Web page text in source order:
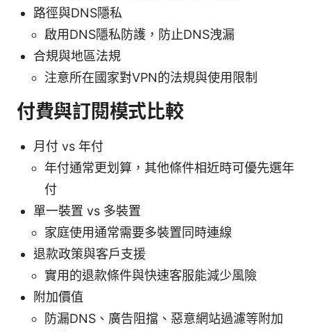
路徑與DNS隱私
啟用DNS隱私防護，防止DNS洩漏
合規與地區法規
注意所在國家對VPN的法規與使用限制
付費與訂閱模式比較
月付 vs 年付
年付通常更划算，其他條件相近時可優先選年
付
單一裝置 vs 多裝置
家庭使用通常需要多裝置同時連線
退款政策與客戶支援
實用的退款條件與快速客服能減少風險
附加價值
防漏DNS、廣告阻擋、惡意網站過濾等附加